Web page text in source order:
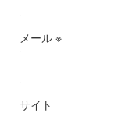
メール ※
サイト